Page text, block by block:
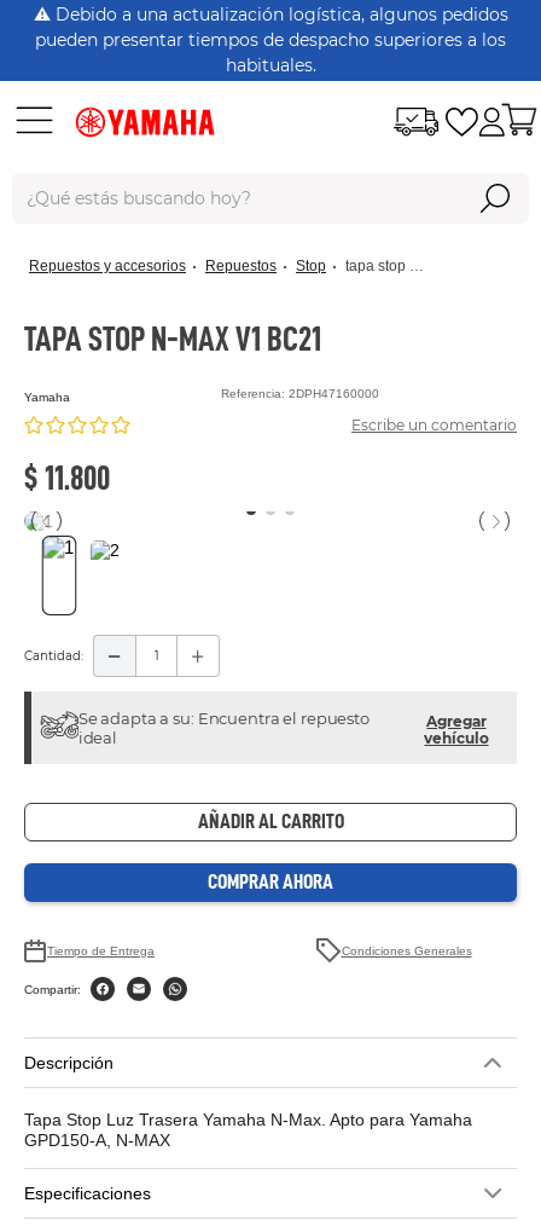
⚠️ Debido a una actualización logística, algunos pedidos
pueden presentar tiempos de despacho superiores a los
habituales.
dt125
rx115
xtz150
crypton
repuestos y accesorios repuestos stop tapa stop n-max v1 bc21
TAPA STOP N-MAX V1 BC21
yamaha Referencia:2DPH47160000
Escribe un comentario
$ 11.800
Cantidad
Encuentra el repuesto
ideal
Agregar
vehículo
AÑADIR AL CARRITO
COMPRAR AHORA
Tiempo de Entrega Condiciones Generales
Compartir:
Descripción
Tapa Stop Luz Trasera Yamaha N-Max. Apto para Yamaha
GPD150-A, N-MAX
Especificaciones